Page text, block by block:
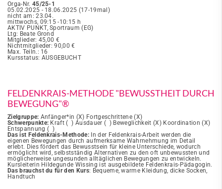
Orga-Nr. 45/25-1
05.02.2025 - 18.06.2025 (17-19mal)
nicht am: 23.04.
mittwochs, 09:15 -10:15 h
AKTIV PUNKT, Sportraum (EG)
Ltg: Beate Grond
Mitglieder: 45,00 €
Nichtmitglieder: 90,00 €
Max. Teiln.: 16
Kursstatus: AUSGEBUCHT
FELDENKRAIS-METHODE "BEWUSSTHEIT DURCH
BEWEGUNG"®
Zielgruppe: Anfänger*in (X) Fortgeschrittene (X)
Schwerpunkte: Kraft ( ) Ausdauer ( ) Beweglichkeit (X) Koordination (X)
Entspannung ( )
Das ist Feldenkrais-Methode:In der Feldenkrais-Arbeit werden die
eigenen Bewegungen durch aufmerksame Wahrnehmung im Detail
erlebt. Dies fördert das Bewusstsein für kleine Unterschiede, wodurch
ermöglicht wird, selbstständig Alternativen zu den oft unbewussten und
möglicherweise ungesunden alltäglichen Bewegungen zu entwickeln.
Kursleiterin Hildegunde Wissing ist ausgebildete Feldenkrais-Pädagogin.
Das brauchst du für den Kurs: Bequeme, warme Kleidung, dicke Socken,
Handtuch